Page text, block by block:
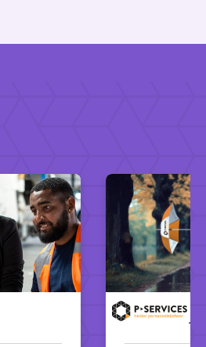
P-services